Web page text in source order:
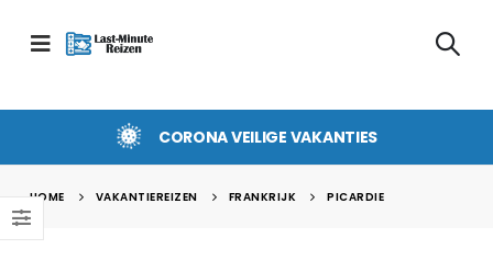
CORONA VEILIGE VAKANTIES
HOME VAKANTIEREIZEN FRANKRIJK PICARDIE